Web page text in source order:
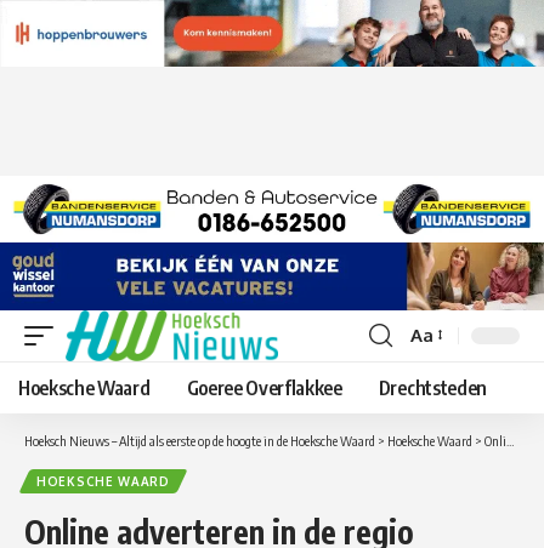
Lettergrootte
aanpassen
Aa
Hoeksche Waard Goeree Overflakkee Drechtsteden
Hoeksch Nieuws – Altijd als eerste op de hoogte in de Hoeksche Waard > Hoeksche Waard > Online adverteren in de regio Hoeksche Waard, Goeree-Overflakkee en Drechtsteden
HOEKSCHE WAARD
Online adverteren in de regio